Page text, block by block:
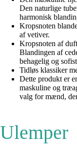
Den naturlige
harmonisk
Kropsnoten
af vetiver.
Kropsnoten af
Blandingen af
behagelig og
Tidløs klassiker
Dette produkt er
maskuline og
valg for mænd,
Ulemper